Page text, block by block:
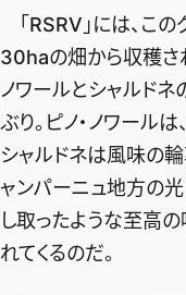
「RSRV」には、こ
30haの畑から収穫され
ノワールとシャルド
ぶり。ピノ・ノワール
シャルドネは風味の
ャンパーニュ地方の
し取ったような至高
れてくるのだ。